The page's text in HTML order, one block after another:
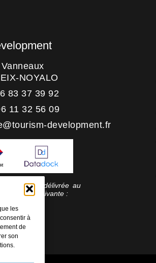
les
à
de
son
NOYALO
83 37 39 92
11 32 56 09
development.fr
a été délivrée au
d’action suivante :